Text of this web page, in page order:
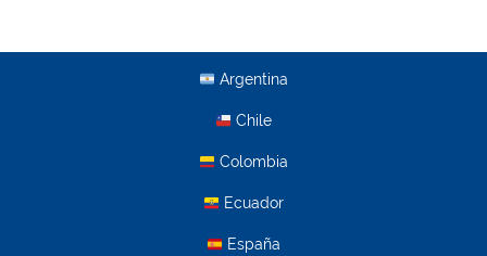
Argentina
Chile
Colombia
Ecuador
España